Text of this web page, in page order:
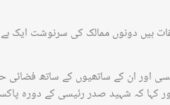
ہیں دونوں ممالک کی سرنوشت ایک
اور ان کے ساتھیوں کے ساتھ فضائی
کہ شہید صدر رئیسی کے دورہ